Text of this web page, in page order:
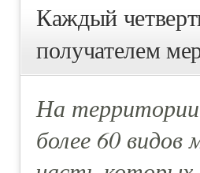
Каждый
получателем
На территории
более 60